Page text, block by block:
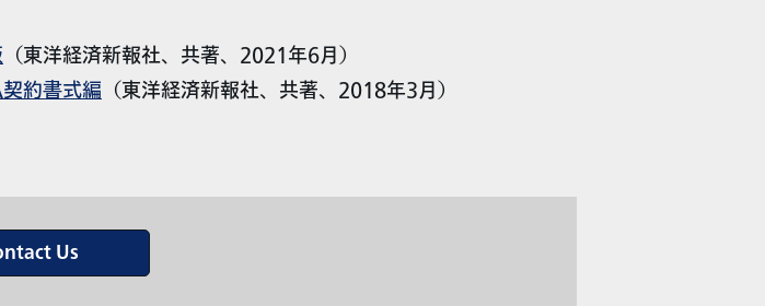
（東洋経済新報社、共著、2021年6月）
約書式編（東洋経済新報社、共著、2018年3月）
Us